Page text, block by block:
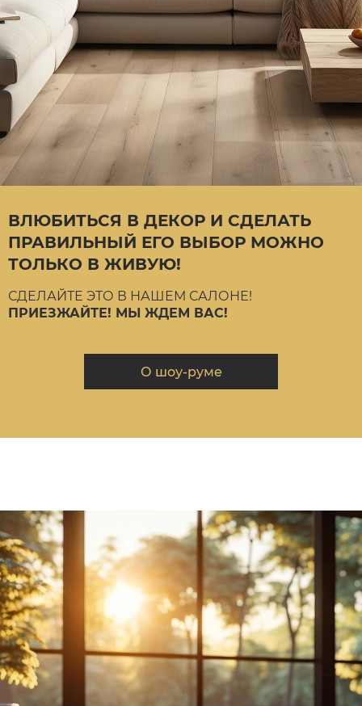
ВЛЮБИТЬСЯ В ДЕКОР И СДЕЛАТЬ
ПРАВИЛЬНЫЙ ЕГО ВЫБОР МОЖНО
ТОЛЬКО В ЖИВУЮ!
СДЕЛАЙТЕ ЭТО В НАШЕМ САЛОНЕ!
ПРИЕЗЖАЙТЕ! МЫ ЖДЕМ ВАС!
О шоу-руме